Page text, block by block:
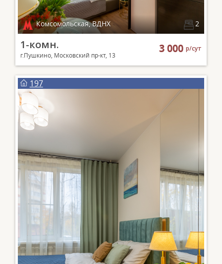
Комсомольская, ВДНХ 2
1-комн.
г.Пушкино, Московский пр-кт, 13
3 000р/сут
197